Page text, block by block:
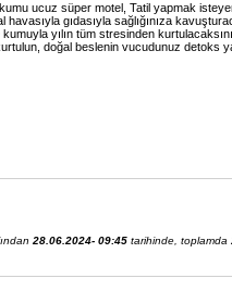
ucuz süper motel, Tatil yapmak
havasıyla gıdasıyla sağlığınıza
yılın tüm stresinden
doğal beslenin vucudunuz detoks
28.06.2024- 09:45 tarihinde, toplamda